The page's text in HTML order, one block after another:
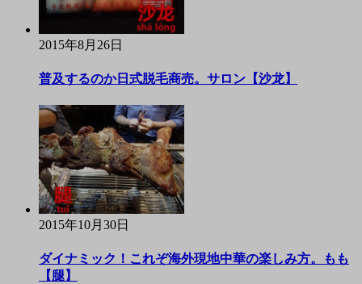
2015年8月26日
普及するのか日式脱毛商売。サロン【沙龙】
2015年10月30日
ダイナミック！これぞ海外現地中華の楽しみ方。もも
【腿】